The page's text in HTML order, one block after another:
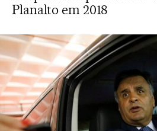
Planalto em 2018